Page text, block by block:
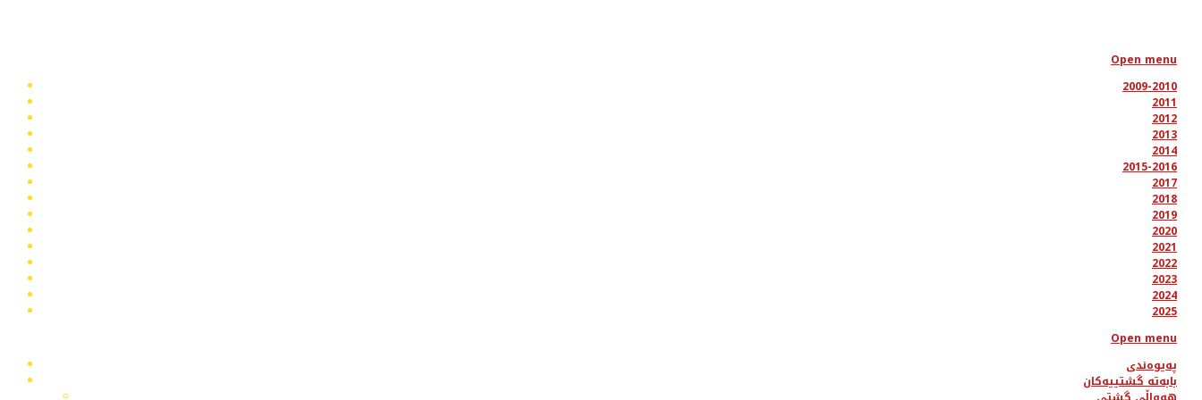
Open menu
2009-2010
2011
2012
2013
2014
2015-2016
2017
2018
2019
2020
2021
2022
2023
2024
2025
Open menu
پەیوەندی
بابەتە گشتییەکان